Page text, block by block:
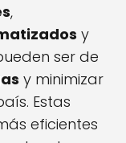
,
y
ser de
y minimizar
Estas
eficientes